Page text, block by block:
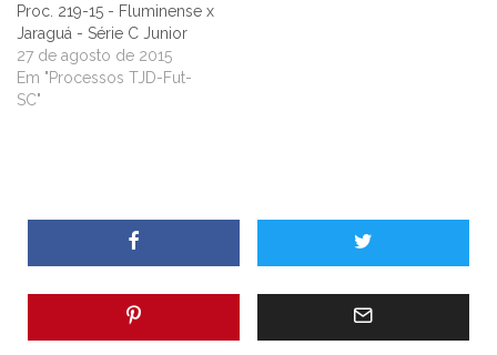
Proc. 219-15 - Fluminense x
Jaraguá - Série C Junior
27 de agosto de 2015
Em "Processos TJD-Fut-
SC"